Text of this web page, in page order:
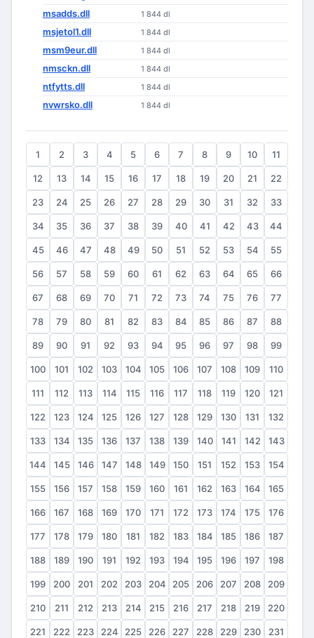
msadds.dll 1 844 dl
msjetol1.dll 1 844 dl
msm9eur.dll 1 844 dl
nmsckn.dll 1 844 dl
ntfytts.dll 1 844 dl
nvwrsko.dll 1 844 dl
1 2 3 4 5 6 7 8 9 10 11
12 13 14 15 16 17 18 19 20 21 22
23 24 25 26 27 28 29 30 31 32 33
34 35 36 37 38 39 40 41 42 43 44
45 46 47 48 49 50 51 52 53 54 55
56 57 58 59 60 61 62 63 64 65 66
67 68 69 70 71 72 73 74 75 76 77
78 79 80 81 82 83 84 85 86 87 88
89 90 91 92 93 94 95 96 97 98 99
100 101 102 103 104 105 106 107 108 109 110
111 112 113 114 115 116 117 118 119 120 121
122 123 124 125 126 127 128 129 130 131 132
133 134 135 136 137 138 139 140 141 142 143
144 145 146 147 148 149 150 151 152 153 154
155 156 157 158 159 160 161 162 163 164 165
166 167 168 169 170 171 172 173 174 175 176
177 178 179 180 181 182 183 184 185 186 187
188 189 190 191 192 193 194 195 196 197 198
199 200 201 202 203 204 205 206 207 208 209
210 211 212 213 214 215 216 217 218 219 220
221 222 223 224 225 226 227 228 229 230 231